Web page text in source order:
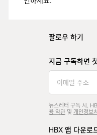
팔로우 하기
지금 구독하면
뉴스레터 구독 시,
용 약관및 개인정보
HBX 앱 다운로